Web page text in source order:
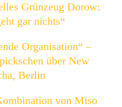
Grünzeug Dorow:
gar nichts“
Organisation“ –
über New
Berlin
von Miso